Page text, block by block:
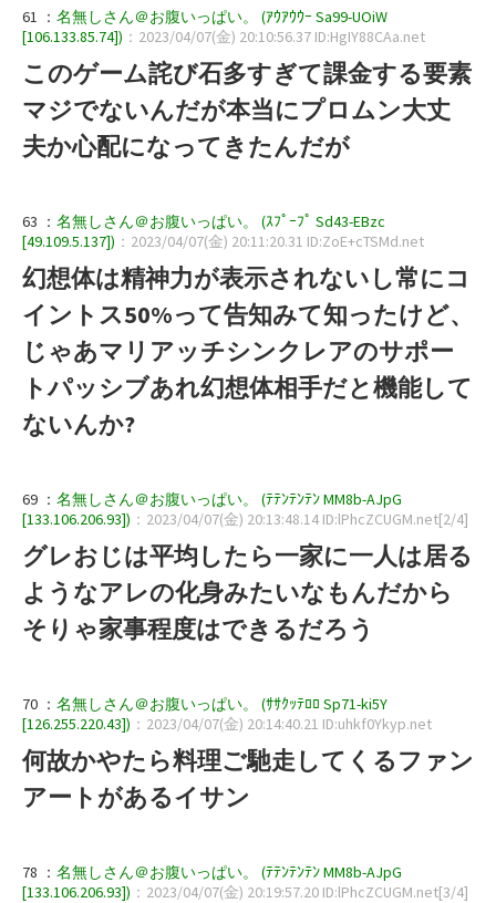
61 ： 名無しさん＠お腹いっぱい。 (ｱｳｱｳｳｰ Sa99-UOiW
[106.133.85.74]) ：2023/04/07(金) 20:10:56.37 ID:HgIY88CAa.net
このゲーム詫び石多すぎて課金する要素
マジでないんだが本当にプロムン大丈
夫か心配になってきたんだが
63 ： 名無しさん＠お腹いっぱい。 (ｽﾌﾟｰﾌﾟ Sd43-EBzc
[49.109.5.137]) ：2023/04/07(金) 20:11:20.31 ID:ZoE+cTSMd.net
幻想体は精神力が表示されないし常にコ
イントス50%って告知みて知ったけど、
じゃあマリアッチシンクレアのサポー
トパッシブあれ幻想体相手だと機能して
ないんか?
69 ： 名無しさん＠お腹いっぱい。 (ﾃﾃﾝﾃﾝﾃﾝ MM8b-AJpG
[133.106.206.93]) ：2023/04/07(金) 20:13:48.14 ID:lPhcZCUGM.net[2/4]
グレおじは平均したら一家に一人は居る
ようなアレの化身みたいなもんだから
そりゃ家事程度はできるだろう
70 ： 名無しさん＠お腹いっぱい。 (ｻｻｸｯﾃﾛﾛ Sp71-ki5Y
[126.255.220.43]) ：2023/04/07(金) 20:14:40.21 ID:uhkf0Ykyp.net
何故かやたら料理ご馳走してくるファン
アートがあるイサン
78 ： 名無しさん＠お腹いっぱい。 (ﾃﾃﾝﾃﾝﾃﾝ MM8b-AJpG
[133.106.206.93]) ：2023/04/07(金) 20:19:57.20 ID:lPhcZCUGM.net[3/4]